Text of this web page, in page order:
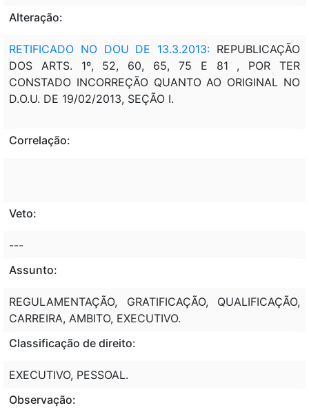
Alteração:
RETIFICADO NO DOU DE 13.3.2013: REPUBLICAÇÃO
DOS ARTS. 1º, 52, 60, 65, 75 E 81 , POR TER
CONSTADO INCORREÇÃO QUANTO AO ORIGINAL NO
D.O.U. DE 19/02/2013, SEÇÃO I.
Correlação:
Veto:
---
Assunto:
REGULAMENTAÇÃO, GRATIFICAÇÃO, QUALIFICAÇÃO,
CARREIRA, AMBITO, EXECUTIVO.
Classificação de direito:
EXECUTIVO, PESSOAL.
Observação: